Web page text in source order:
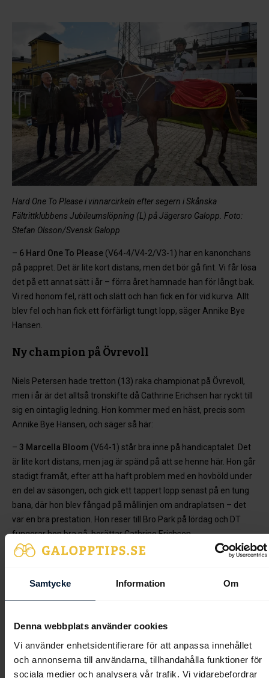
Samtycke Information Om
Denna webbplats använder cookies
Vi använder enhetsidentifierare för att anpassa innehållet
och annonserna till användarna, tillhandahålla funktioner för
sociala medier och analysera vår trafik. Vi vidarebefordrar
Hard One To Please i vinnarcirkeln efter segern i Skånska
Fältrittklubbens Jubileumslöpning (L) på Jägersro Galopp. Foto:
Stefan Olsson/Svensk Galopp
– 6 Hard One To Please (V64-4/V4-2/V3-1) har en kanonchans
på pappret. Det är lite kort distans, men det bör gå fint. Vi får lösa
det på ett annat sätt i år – förra året hamnade han för långt bak.
Vi red honom fel, rätt och slätt och han fick en för vid kurva. Allt
blev fel och han fick ett förfärligt tungt lopp, säger Annike Bye
Hansen.
Ny champion på Övrevoll
Niels Petersen hade tretton (13) raka championat på Övrevoll,
men i år är det alltså tronskifte då Cathrine Erichsen har ryckt till
sig en ointaglig ledning. Hon kommer med en häst, precis som
Annike Bye Hansen, och säger så här:
– 3 Marcella Bloom (V64-1) står bra inne på handicaptalet. Det
är lite kort distans, men jag är spänd på att se henne här. Hon går
stadigt framåt, efter att ha haft problem med en hovböld under
en del av säsongen, och gick ett tappert lopp senast på en tung
bana, där hon blev fångad på mållinjen om andraplatsen – det
var en bra prestation. Hon reser till Bro Park på lördag och DT
fungerar hon bra på, berättar Cathrine Erichsen.
Banprogrammet kan hittas här. Första start är redan cirka
klockan 09:45. Vill man se kvalloppet går det efter tävlingarna,
cirka klockan 15:00. Mer om dagen kan också läsas
Galopptipsredaktionen